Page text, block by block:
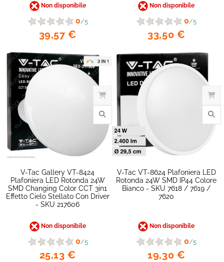
Non disponibile
0/5
39,57 €
Non disponibile
0/5
33,50 €
V-Tac Gallery VT-8424
Plafoniera LED Rotonda 24W
SMD Changing Color CCT 3in1
Effetto Cielo Stellato Con Driver
- SKU 217606
Non disponibile
0/5
25,13 €
V-Tac VT-8624 Plafoniera LED
Rotonda 24W SMD IP44 Colore
Bianco - SKU 7618 / 7619 /
7620
Non disponibile
0/5
19,30 €